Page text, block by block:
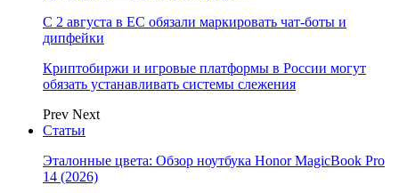
С 2 августа в ЕС обязали маркировать чат-боты и
дипфейки
Криптобиржи и игровые платформы в России могут
обязать устанавливать системы слежения
Prev Next
Статьи
Эталонные цвета: Обзор ноутбука Honor MagicBook Pro
14 (2026)